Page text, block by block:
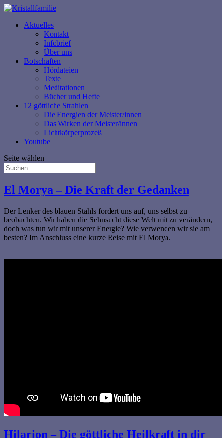
Aktuelles
Kontakt
Infobrief
Über uns
Botschaften
Hördateien
Texte
Meditationen
Bücher und Hefte
12 göttliche Strahlen
Die Energien der Meister/innen
Das Wirken der Meister/innen
Lichtkörperprozeß
Youtube
Seite wählen
El Morya – Die Kraft der Gedanken
Der Lenker des blauen Stahls fordert uns auf, uns selbst zu
beobachten. Wir haben die Sehnsucht diese Welt mit zu verändern,
doch was tun wir mit unserer Energie? Wie verwenden wir sie am
besten? Im Anschluss eine kurze Reise mit El Morya.
Hilarion – Die göttliche Heilkraft in dir